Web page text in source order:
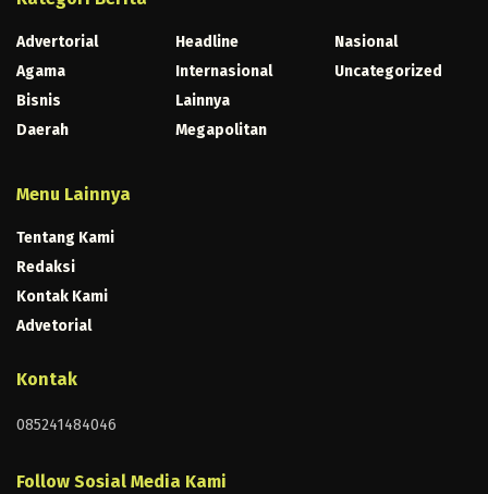
Advertorial
Agama
Bisnis
Daerah
Headline
Internasional
Lainnya
Megapolitan
Nasional
Uncategorized
Menu Lainnya
Tentang Kami
Redaksi
Kontak Kami
Advetorial
Kontak
085241484046
Follow Sosial Media Kami